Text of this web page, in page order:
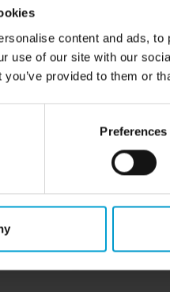
content and ads,
use of our site with our
you’ve provided to them or
Preferences
pour les systèmes de
» plus